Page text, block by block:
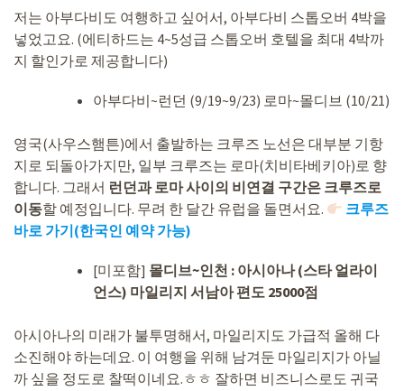
저는 아부다비도 여행하고 싶어서, 아부다비 스톱오버 4박을
넣었고요. (에티하드는 4~5성급 스톱오버 호텔을 최대 4박까
지 할인가로 제공합니다)
아부다비~런던 (9/19~9/23) 로마~몰디브 (10/21)
영국(사우스햄튼)에서 출발하는 크루즈 노선은 대부분 기항
지로 되돌아가지만, 일부 크루즈는 로마(치비타베키아)로 향
합니다. 그래서 런던과 로마 사이의 비연결 구간은 크루즈로
이동할 예정입니다. 무려 한 달간 유럽을 돌면서요.
크루즈
바로 가기(한국인 예약 가능)
[미포함] 몰디브~인천 : 아시아나 (스타 얼라이
언스) 마일리지 서남아 편도 25000점
아시아나의 미래가 불투명해서, 마일리지도 가급적 올해 다
소진해야 하는데요. 이 여행을 위해 남겨둔 마일리지가 아닐
까 싶을 정도로 찰떡이네요.ㅎㅎ 잘하면 비즈니스로도 귀국